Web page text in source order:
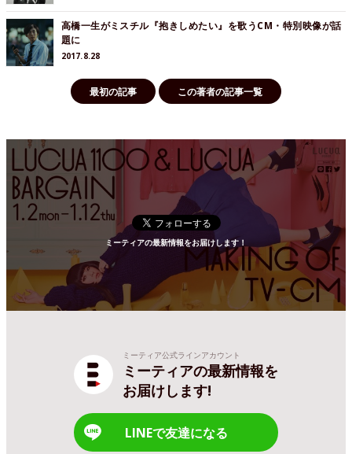
高橋一生がミスチル『抱きしめたい』を歌うCM・特別映像が話
題に
2017.8.28
最初の記事 この著者の記事一覧
ミーティアの最新情報をお届けします！
ミーティア公式ラインアカウント
ミーティアの最新情報を
お届けします!
LINEで友達になる